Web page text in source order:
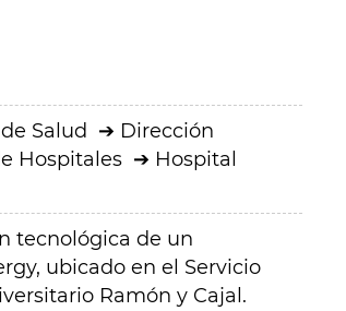
Salud
Dirección
Hospitales
Hospital
tecnológica de un
ubicado en el Servicio
Ramón y Cajal.